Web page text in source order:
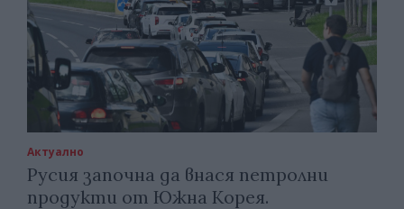
Актуално
Русия започна да внася петролни
продукти от Южна Корея.